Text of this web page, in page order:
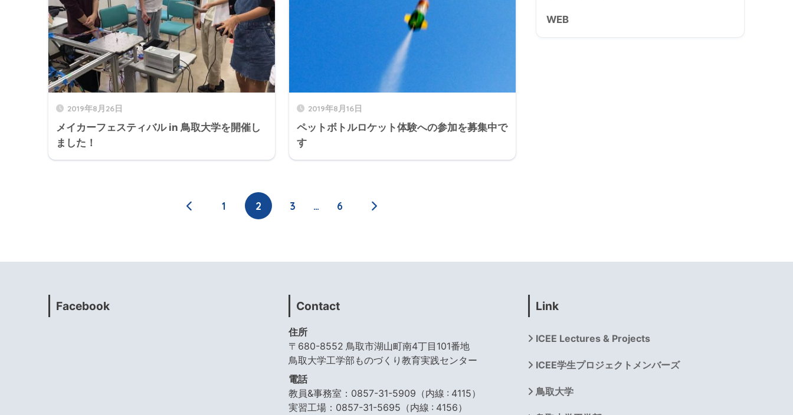
2019年8月26日
メイカーフェスティバル in 鳥取大学を開催し
ました！
2019年8月16日
ペットボトルロケット体験への参加を募集中で
す
1 2 3 … 6
WEB
Facebook Contact
住所
〒680-8552 鳥取市湖山町南4丁目101番地
鳥取大学工学部ものづくり教育実践センター
電話
教員&事務室：0857-31-5909（内線 : 4115）
実習工場：0857-31-5695（内線 : 4156）
Link
ICEE Lectures & Projects
ICEE学生プロジェクトメンバーズ
鳥取大学